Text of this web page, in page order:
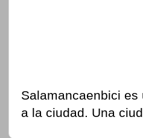
Salamancaenbici
a la ciudad. Una